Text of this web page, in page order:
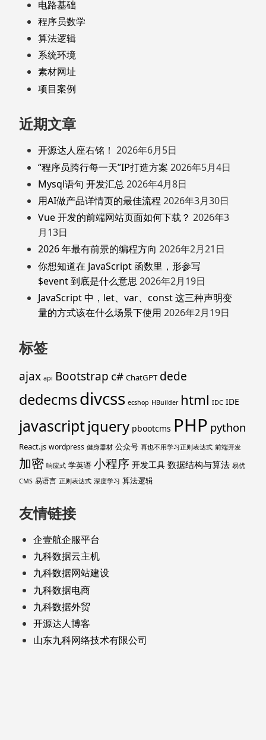
电路基础
程序员数学
算法逻辑
系统环境
素材网址
项目案例
近期文章
开源达人座右铭！ 2026年6月5日
“程序员跨行每一天”IP打造方案 2026年5月4日
Mysql语句 开发汇总 2026年4月8日
用AI做产品详情页的最佳流程 2026年3月30日
Vue 开发的前端网站页面如何下载？ 2026年3
月13日
2026 年最有前景的编程方向 2026年2月21日
你想知道在 JavaScript 函数里，形参写
$event 到底是什么意思 2026年2月19日
JavaScript 中，let、var、const 这三种声明变
量的方式该在什么场景下使用 2026年2月19日
标签
ajax api Bootstrap c# ChatGPT dede
dedecmsdivcss ecshop HBuilder html IDC IDE
javascriptjquery pbootcms PHP python
React.js wordpress 健身器材 公众号 再也不用学习正则表达式 前端开发
加密 响应式 学英语 小程序 开发工具 数据结构与算法 易优
CMS 易语言 正则表达式 深度学习 算法逻辑
友情链接
企壹航企服平台
九科数据云主机
九科数据网站建设
九科数据电商
九科数据外贸
开源达人博客
山东九科网络技术有限公司